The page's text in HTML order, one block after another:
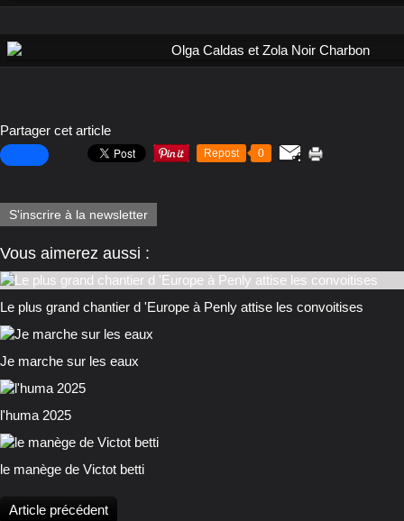
Partager cet article
Repost 0
S'inscrire à la newsletter
Vous aimerez aussi :
Le plus grand chantier d 'Europe à Penly attise les convoitises
Je marche sur les eaux
l'huma 2025
le manège de Victot betti
Article précédent